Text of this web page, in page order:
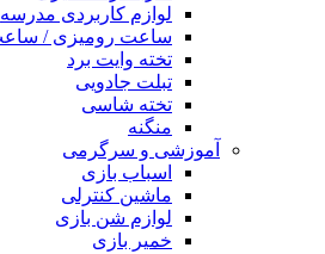
لوازم کاربردی مدرسه
ساعت رومیزی /
تخته وایت برد
تبلت جادویی
تخته شاسی
منگنه
آموزشی و سرگرمی
اسباب بازی
ماشین کنترلی
لوازم شن بازی
خمیر بازی